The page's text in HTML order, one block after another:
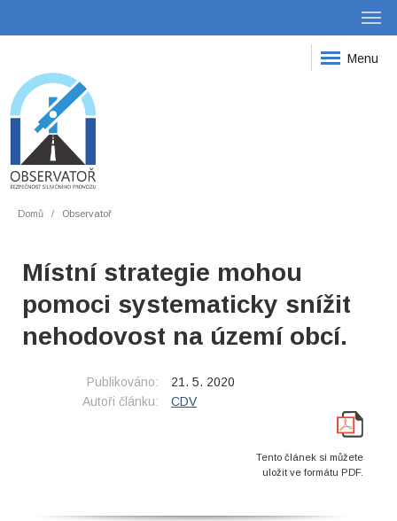
Menu
Domů Observatoř
Místní strategie mohou
pomoci systematicky snížit
nehodovost na území obcí.
Publikováno:
21. 5. 2020
Autoři článku:
CDV
Tento článek si můžete
uložit ve formátu PDF.